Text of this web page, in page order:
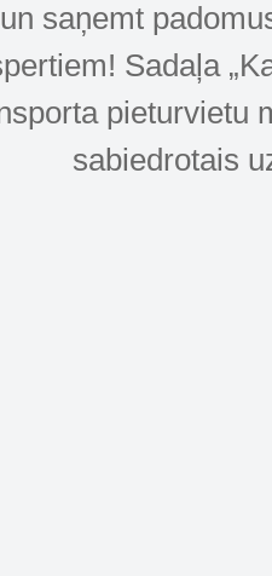
saņemt
Sadaļa
pieturvietu
sabiedrotais